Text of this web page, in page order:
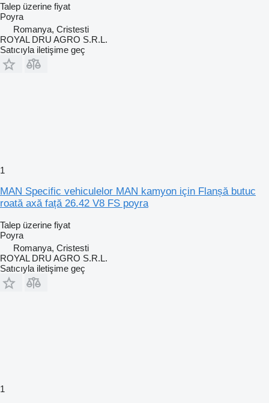
Talep üzerine fiyat
Poyra
Romanya, Cristesti
ROYAL DRU AGRO S.R.L.
Satıcıyla iletişime geç
1
MAN Specific vehiculelor MAN kamyon için Flanșă butuc
roată axă față 26.42 V8 FS poyra
Talep üzerine fiyat
Poyra
Romanya, Cristesti
ROYAL DRU AGRO S.R.L.
Satıcıyla iletişime geç
1